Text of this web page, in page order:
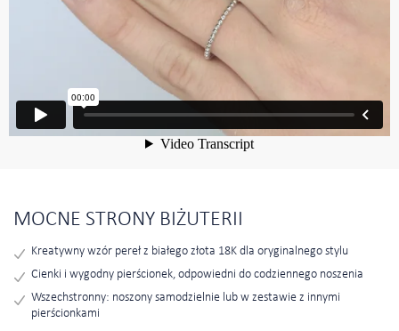
MOCNE STRONY BIŻUTERII
Kreatywny wzór pereł z białego złota 18K dla oryginalnego stylu
Cienki i wygodny pierścionek, odpowiedni do codziennego noszenia
Wszechstronny: noszony samodzielnie lub w zestawie z innymi
pierścionkami